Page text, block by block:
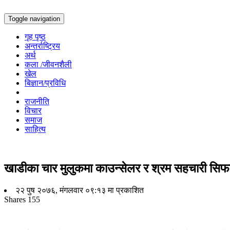
Toggle navigation
गृह पृष्ठ
अन्तर्राष्ट्रिय
अर्थ
कला /जीवनशैली
खेल
बिज्ञान/प्रविधि
राजनीति
विचार
समाज
साहित्य
खाडीका चार मुलुकमा काउन्सेलर र श्रम सहचारी
२२ पुष २०७६, मंगलवार ०९:१३ मा प्रकाशित
Shares 155